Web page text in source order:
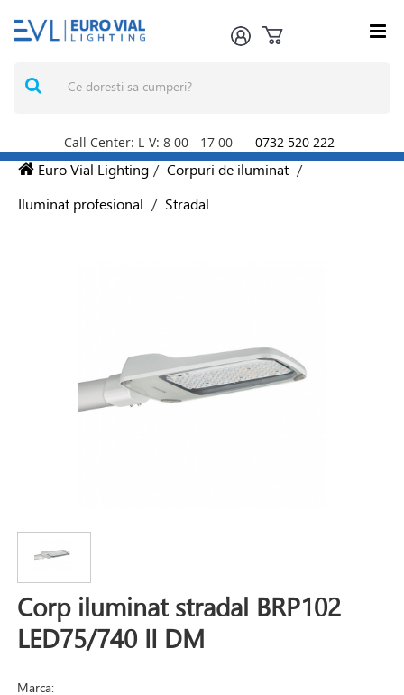
Call Center: L-V: 8 00 - 17 00 0732 520 222
Euro Vial Lighting / Corpuri de iluminat /
Iluminat profesional / Stradal
Corp iluminat stradal BRP102
LED75/740 II DM
Marca: